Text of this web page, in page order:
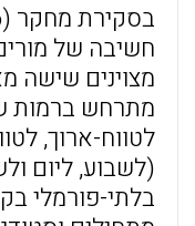
חשיבה של
מצוינים שישה
מתרחש ברמות
לטווח-ארוך,
(לשבוע, ליום
בלתי-פורמלי